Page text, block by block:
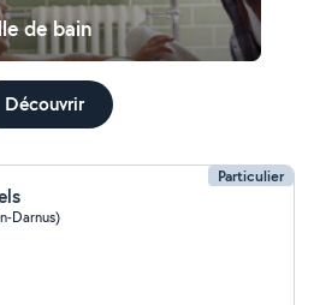
de bain
Découvrir
Particulier
Darnus)